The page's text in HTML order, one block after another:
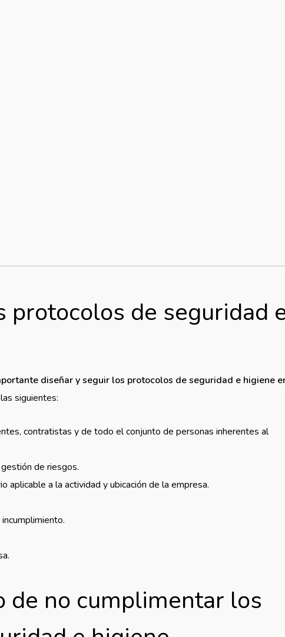
protocolos de seguridad
diseñar y seguir los protocolos de seguridad e higiene
siguientes:
contratistas y de todo el conjunto de personas inherentes al
de riesgos.
aplicable a la actividad y ubicación de la empresa.
de no cumplimentar los